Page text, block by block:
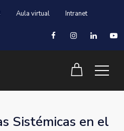
Aula virtual Intranet
Sistémicas en el